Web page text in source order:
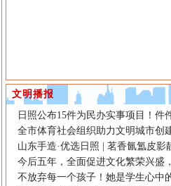
文明播报
日照公布15件为民办实事项目！件
全市体育社会组织助力文明城市创
山东手造·优选日照 | 茗香氤氲皮影
今后五年，全面促进文化繁荣兴盛
不放弃每一个孩子！她是学生心中